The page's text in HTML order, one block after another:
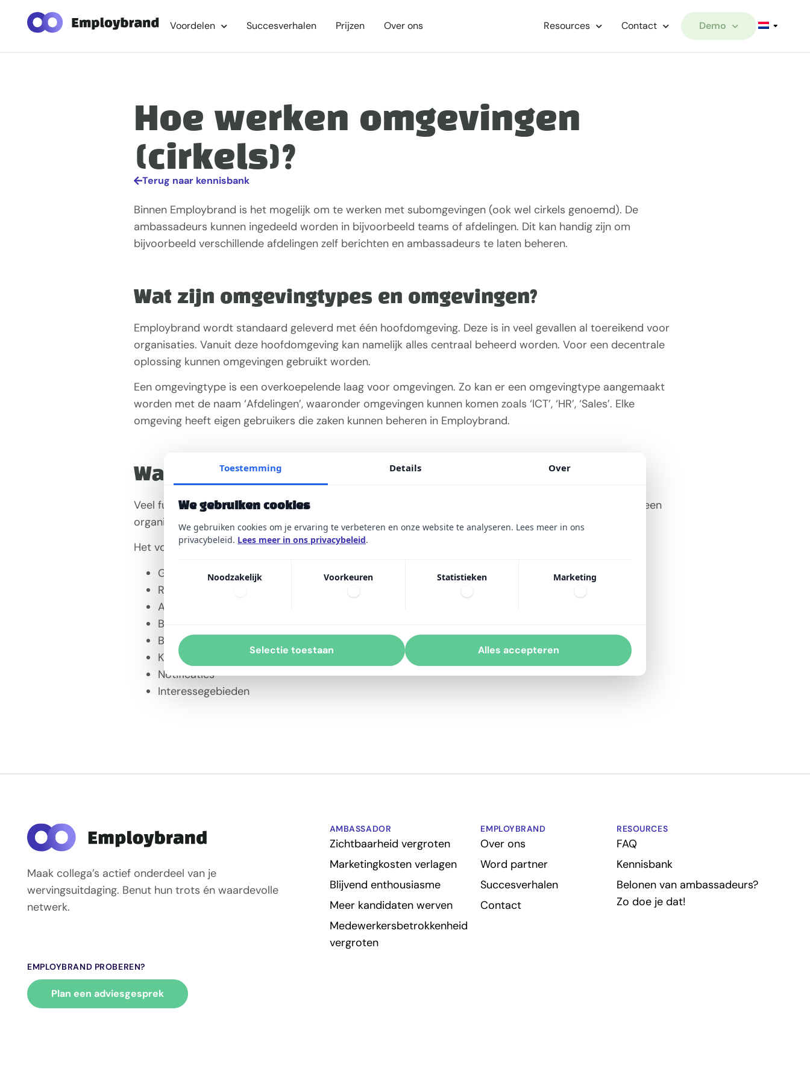
Voordelen Succesverhalen Prijzen Over ons Resources Contact Demo
Hoe werken omgevingen
(cirkels)?
Terug naar kennisbank
Binnen Employbrand is het mogelijk om te werken met subomgevingen (ook wel cirkels genoemd). De
ambassadeurs kunnen ingedeeld worden in bijvoorbeeld teams of afdelingen. Dit kan handig zijn om
bijvoorbeeld verschillende afdelingen zelf berichten en ambassadeurs te laten beheren.
Wat zijn omgevingtypes en omgevingen?
Employbrand wordt standaard geleverd met één hoofdomgeving. Deze is in veel gevallen al toereikend voor
organisaties. Vanuit deze hoofdomgeving kan namelijk alles centraal beheerd worden. Voor een decentrale
oplossing kunnen omgevingen gebruikt worden.
Een omgevingtype is een overkoepelende laag voor omgevingen. Zo kan er een omgevingtype aangemaakt
worden met de naam ‘Afdelingen’, waaronder omgevingen kunnen komen zoals ‘ICT’, ‘HR’, ‘Sales’. Elke
omgeving heeft eigen gebruikers die zaken kunnen beheren in Employbrand.
Wat is er mogelijk in een omgeving?
Veel functionaliteiten die beschikbaar zijn in de hoofdomgeving zijn ook beschikbaar in omgevingen. Alleen
organisatie overkoepelende instellingen en/of data kan niet beheerd worden door een omgeving.
Het volgende is beschikbaar per omgeving:
Gebruikersbeheer
Rechtengroepen
Ambassadeurs en uitnodigingen
Berichten
Bestellingen en producten (optioneel)
Kandidaten
Notificaties
Interessegebieden
Maak collega’s actief onderdeel van je
wervingsuitdaging. Benut hun trots én waardevolle
netwerk.
EMPLOYBRAND PROBEREN?
Plan een adviesgesprek
AMBASSADOR
Zichtbaarheid vergroten
Marketingkosten verlagen
Blijvend enthousiasme
Meer kandidaten werven
Medewerkersbetrokkenheid
vergroten
EMPLOYBRAND
Over ons
Word partner
Succesverhalen
Contact
RESOURCES
FAQ
Kennisbank
Belonen van ambassadeurs?
Zo doe je dat!
Toestemming Details Over
We gebruiken cookies
We gebruiken cookies om je ervaring te verbeteren en onze website te analyseren. Lees meer in ons
privacybeleid. Lees meer in ons privacybeleid.
Noodzakelijk Voorkeuren Statistieken Marketing
Selectie toestaan Alles accepteren